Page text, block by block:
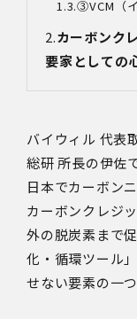
③VCM （
カーボンク
要家としての
バイウィル 代表
総研 所長の伊佐
日本でカーボン
カーボンクレジ
外の脱炭素まで
化・循環ツール
せない要素の一つ